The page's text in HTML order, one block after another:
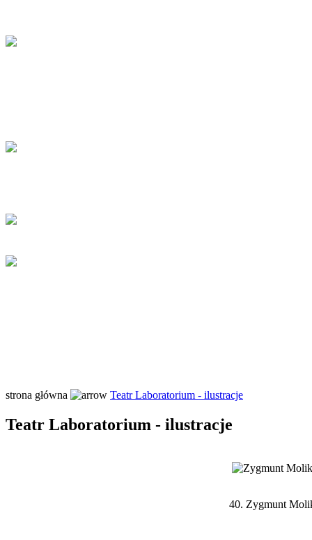
strona główna Teatr Laboratorium - ilustracje
Teatr Laboratorium - ilustracje
40. Zygmunt